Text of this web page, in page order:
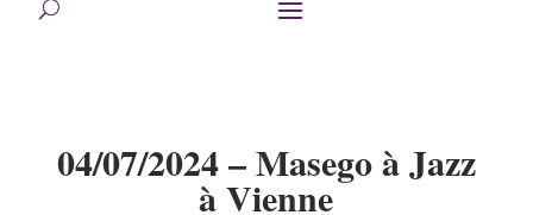
04/07/2024 – Masego à Jazz
à Vienne